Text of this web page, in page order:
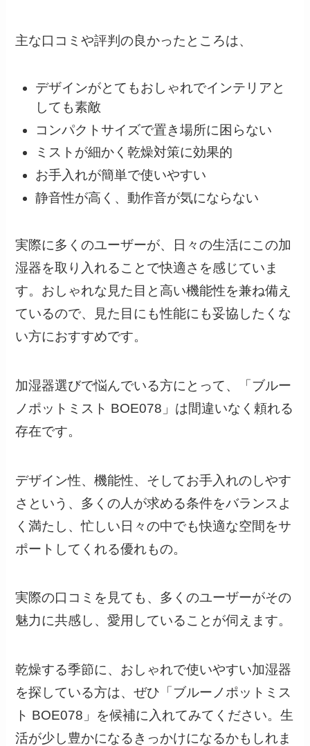
主な口コミや評判の良かったところは、
デザインがとてもおしゃれでインテリアと
しても素敵
コンパクトサイズで置き場所に困らない
ミストが細かく乾燥対策に効果的
お手入れが簡単で使いやすい
静音性が高く、動作音が気にならない
実際に多くのユーザーが、日々の生活にこの加
湿器を取り入れることで快適さを感じていま
す。おしゃれな見た目と高い機能性を兼ね備え
ているので、見た目にも性能にも妥協したくな
い方におすすめです。
加湿器選びで悩んでいる方にとって、「ブルー
ノポットミスト BOE078」は間違いなく頼れる
存在です。
デザイン性、機能性、そしてお手入れのしやす
さという、多くの人が求める条件をバランスよ
く満たし、忙しい日々の中でも快適な空間をサ
ポートしてくれる優れもの。
実際の口コミを見ても、多くのユーザーがその
魅力に共感し、愛用していることが伺えます。
乾燥する季節に、おしゃれで使いやすい加湿器
を探している方は、ぜひ「ブルーノポットミス
ト BOE078」を候補に入れてみてください。生
活が少し豊かになるきっかけになるかもしれま